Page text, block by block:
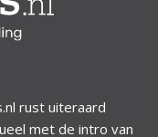
rust uiteraard
met de intro van